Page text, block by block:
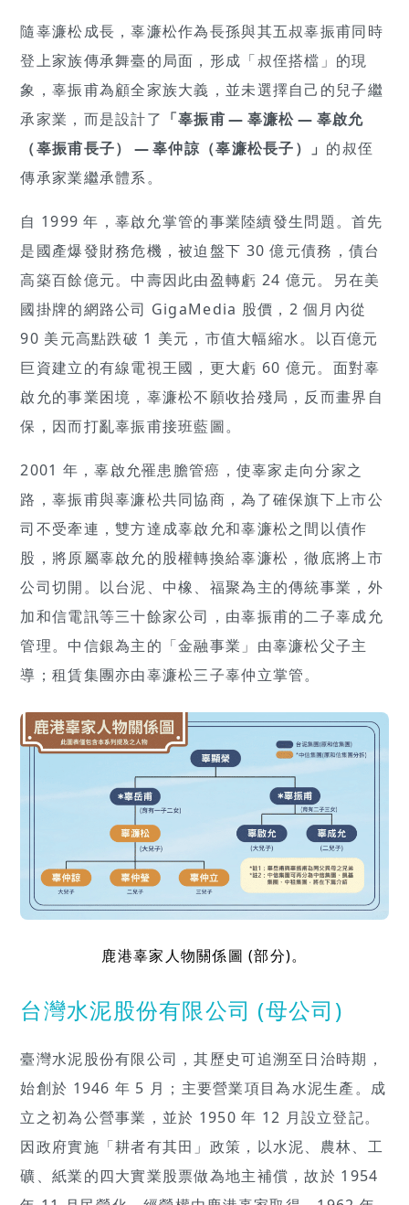
隨辜濂松成長，辜濂松作為長孫與其五叔辜振甫同時
登上家族傳承舞臺的局面，形成「叔侄搭檔」的現
象，辜振甫為顧全家族大義，並未選擇自己的兒子繼
承家業，而是設計了 「辜振甫 — 辜濂松 — 辜啟允
（辜振甫長子） — 辜仲諒（辜濂松長子）」 的叔侄
傳承家業繼承體系。
自 1999 年，辜啟允掌管的事業陸續發生問題。首先
是國產爆發財務危機，被迫盤下 30 億元債務，債台
高築百餘億元。中壽因此由盈轉虧 24 億元。另在美
國掛牌的網路公司 GigaMedia 股價，2 個月內從
90 美元高點跌破 1 美元，市值大幅縮水。以百億元
巨資建立的有線電視王國，更大虧 60 億元。面對辜
啟允的事業困境，辜濂松不願收拾殘局，反而畫界自
保，因而打亂辜振甫接班藍圖。
2001 年，辜啟允罹患膽管癌，使辜家走向分家之
路，辜振甫與辜濂松共同協商，為了確保旗下上市公
司不受牽連，雙方達成辜啟允和辜濂松之間以債作
股，將原屬辜啟允的股權轉換給辜濂松，徹底將上市
公司切開。以台泥、中橡、福聚為主的傳統事業，外
加和信電訊等三十餘家公司，由辜振甫的二子辜成允
管理。中信銀為主的「金融事業」由辜濂松父子主
導；租賃集團亦由辜濂松三子辜仲立掌管。
鹿港辜家人物關係圖 (部分)。
台灣水泥股份有限公司 (母公司)
臺灣水泥股份有限公司，其歷史可追溯至日治時期，
始創於 1946 年 5 月；主要營業項目為水泥生產。成
立之初為公營事業，並於 1950 年 12 月設立登記。
因政府實施「耕者有其田」政策，以水泥、農林、工
礦、紙業的四大實業股票做為地主補償，故於 1954